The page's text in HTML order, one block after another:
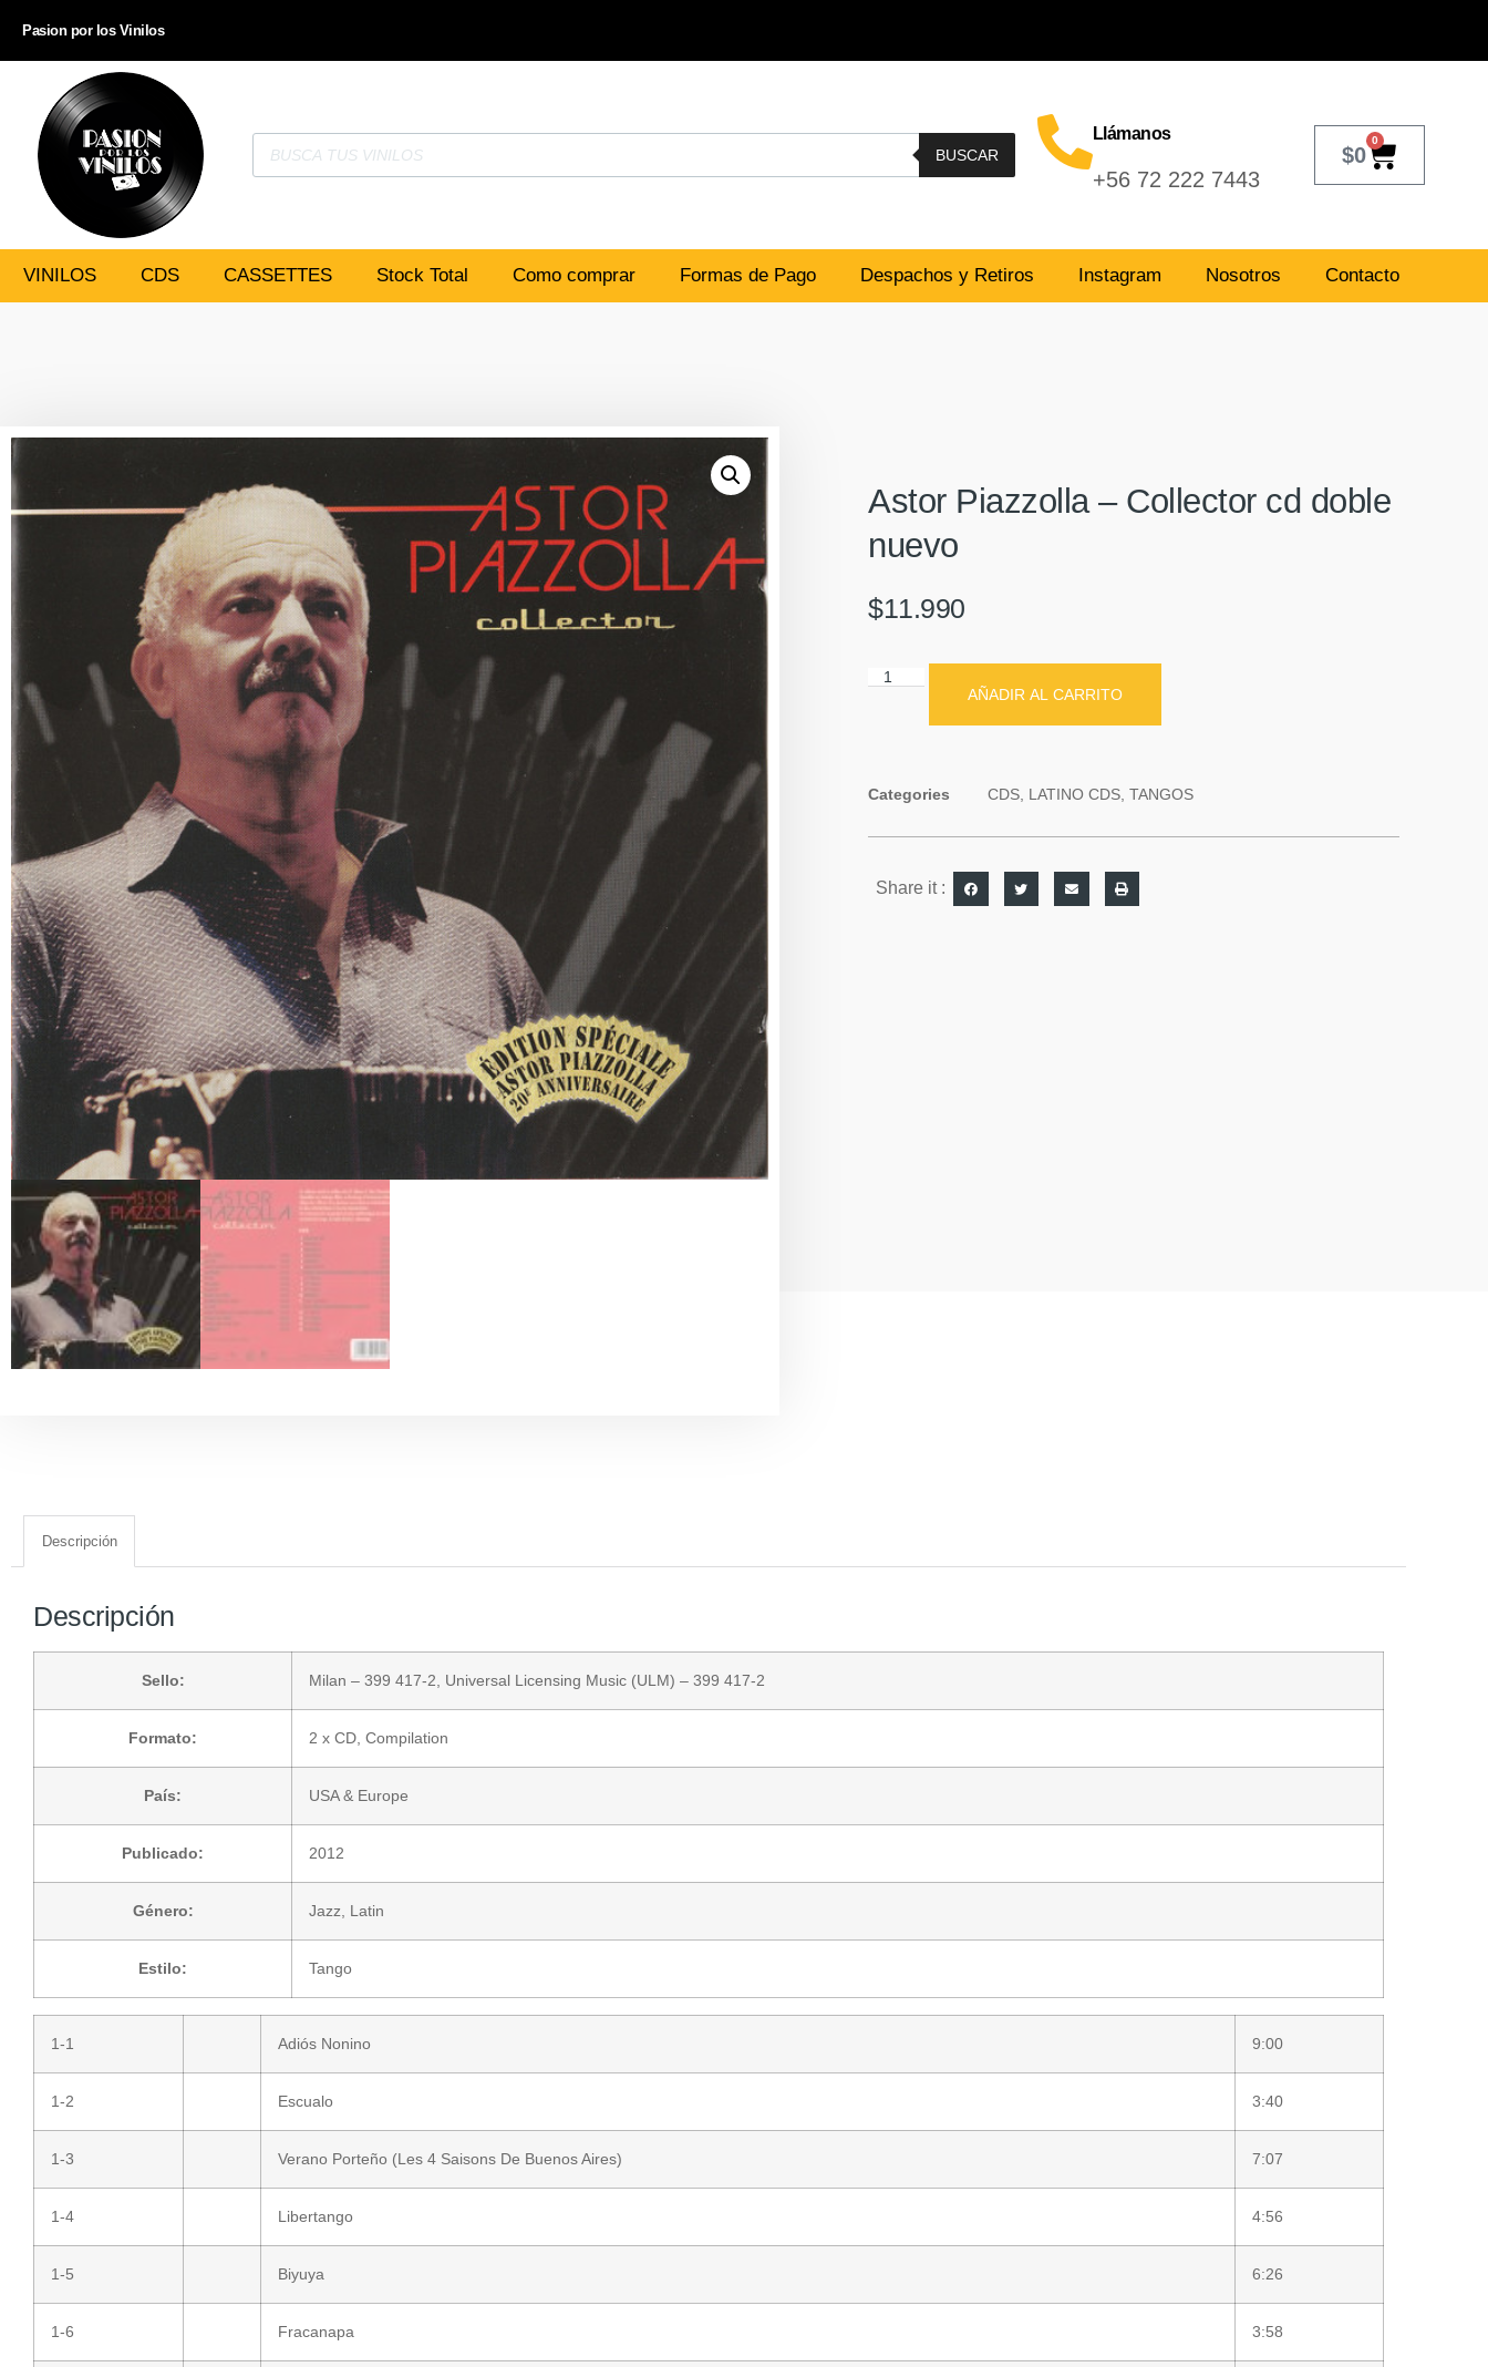
Pasion por los Vinilos
BUSCAR
Llámanos
+56 72 222 7443
$0
0
VINILOS CDS CASSETTES Stock Total Como comprar Formas de Pago Despachos y Retiros Instagram Nosotros Contacto
Astor Piazzolla – Collector cd doble
nuevo
$11.990
AÑADIR AL CARRITO
Categories CDS, LATINO CDS, TANGOS
Share it :
Descripción
Descripción
Sello: Milan – 399 417-2, Universal Licensing Music (ULM) – 399 417-2
Formato: 2 x CD , Compilation
País: USA & Europe
Publicado: 2012
Género: Jazz Latin
Estilo: Tango
1-1 Adiós Nonino 9:00
1-2 Escualo 3:40
1-3 Verano Porteño (Les 4 Saisons De Buenos Aires) 7:07
1-4 Libertango 4:56
1-5 Biyuya 6:26
1-6 Fracanapa 3:58